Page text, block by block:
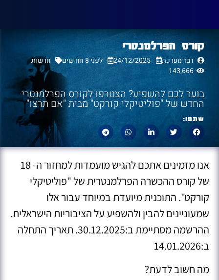
קורס הפרלמנטרי
דבר מערכת 24/12/2025 לפני 8 חודשים
חדשות
143,666
בוער לכם להשפיע? הצטרפו לקורס הפרלמנטרי
החדש של "פוליטיקלי קורקט" מבית "אם תרצו"
שתפו:
אנו מזמינים אתכם להגיש מועמדות למחזור ה- 18
של קורס ההכשרה הפרלמנטרית של "פוליטיקלי
קורקט". התוכנית מיועדת במיוחד עבור אלו
שמעוניינים להבין ולהשפיע על הציבוריות הישראלית.
ההרשמה מסתיימת ב:30.12.2025. תאריך התחלה
ב:14.01.2026
מה חשוב לדעת?